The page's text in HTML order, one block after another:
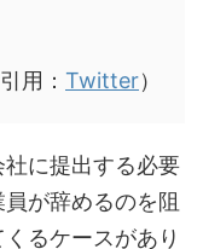
引用： Twitter）
に提出する必要
が辞めるのを阻
るケースがあり